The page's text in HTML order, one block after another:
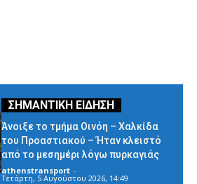
Άνοιξε το τμήμα Οινόη – Χαλκίδα
του Προαστιακού – Ήταν κλειστό
από το μεσημέρι λόγω πυρκαγιάς
athenstransport -
Τετάρτη, 5 Αυγούστου 2026, 14:49